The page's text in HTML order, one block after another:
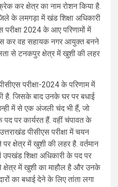
कर क्षेत्र का नाम रोशन किया है.
के लमगड़ा में खंड शिक्षा अधिकारी
परीक्षा 2024 के आए परिणामों में
कर वह सहायक नगर आयुक्त बनने
से टनकपुर क्षेत्र में खुशी की लहर
परीक्षा-2024 के परिणाम में
जिसके बाद उनके घर पर बधाई
में से एक अंजली चंद भी हैं, जो
पर कार्यरत हैं. वहीं चंपावत के
पीसीएस परीक्षा में चयन
क्षेत्र में खुशी की लहर है. वर्तमान
शिक्षा अधिकारी के पद पर
क्षेत्र में खुशी का माहौल है और उनके
का बधाई देने के लिए तांता लगा